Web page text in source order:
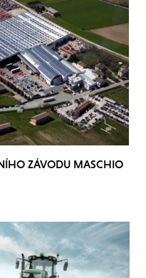
ZÁVODU MASCHIO